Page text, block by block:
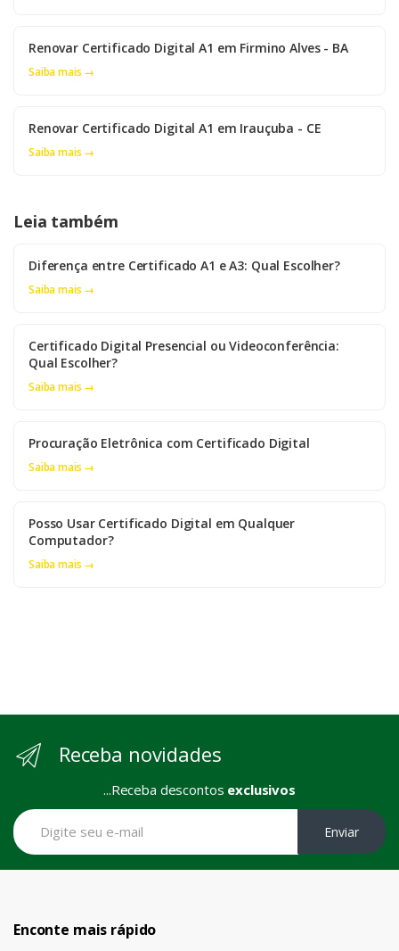
Renovar Certificado Digital A1 em Firmino Alves - BA
Saiba mais →
Renovar Certificado Digital A1 em Irauçuba - CE
Saiba mais →
Leia também
Diferença entre Certificado A1 e A3: Qual Escolher?
Saiba mais →
Certificado Digital Presencial ou Videoconferência:
Qual Escolher?
Saiba mais →
Procuração Eletrônica com Certificado Digital
Saiba mais →
Posso Usar Certificado Digital em Qualquer
Computador?
Saiba mais →
Receba novidades
...Receba descontos exclusivos
Enviar
Enconte mais rápido